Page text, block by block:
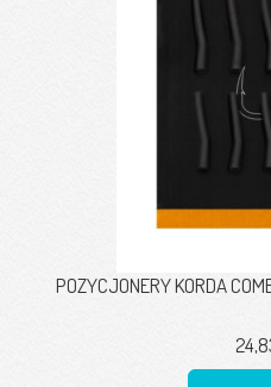
POZYCJONERY KORDA